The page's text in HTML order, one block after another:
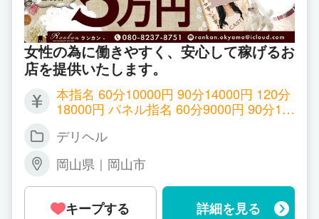
女性の為に働きやすく、安心して稼げるお
店を提供いたします。
本指名 60分10000円 90分14000円 120分
18000円 パネル指名 60分9000円 90分13
店からの乗り換え、実績は必ず当店では
与に物足りなさを感じているのなら是非
一度ご連絡ください！
デリヘル
岡山県｜岡山市
キープする 詳細を見る